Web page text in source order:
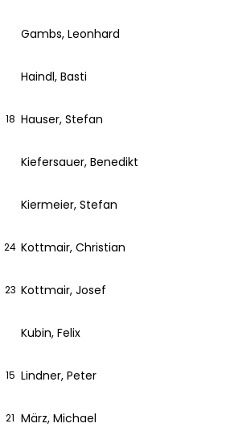
Gambs, Leonhard
Haindl, Basti
18 Hauser, Stefan
Kiefersauer, Benedikt
Kiermeier, Stefan
24 Kottmair, Christian
23 Kottmair, Josef
Kubin, Felix
15 Lindner, Peter
21 März, Michael